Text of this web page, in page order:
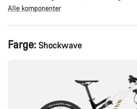
Alle komponenter
Produktkonfigurasjon
Farge: Shockwave